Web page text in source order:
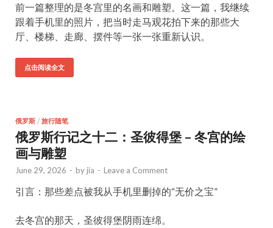
前一篇整理的是冬宫里的名画和雕塑。这一篇，我继续
跟着手机里的照片，把当时走马观花拍下来的那些大
厅、楼梯、走廊、摆件等一张一张重新认识。
点击阅读全文
俄罗斯 / 旅行随笔
俄罗斯行记之十二：圣彼得堡 – 冬宫的绘
画与雕塑
June 29, 2026 - by jia - Leave a Comment
引言：那些差点被我从手机里删掉的“无价之宝”
去冬宫的那天，圣彼得堡阴雨连绵。